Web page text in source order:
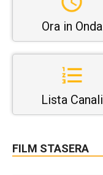
Ora in Onda
Lista Canali
FILM STASERA